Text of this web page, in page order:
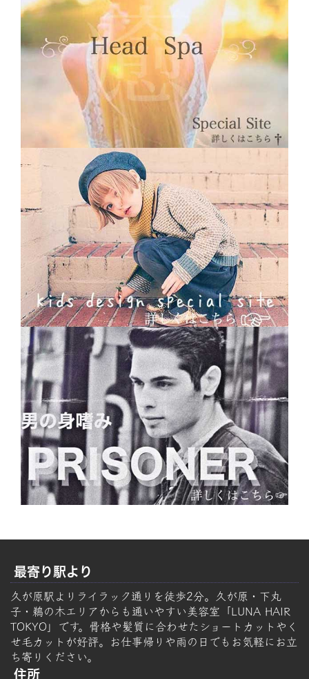
最寄り駅より
久が原駅よりライラック通りを徒歩2分。久が原・下丸
子・鵜の木エリアからも通いやすい美容室「LUNA HAIR
TOKYO」です。骨格や髪質に合わせたショートカットやく
せ毛カットが好評。お仕事帰りや雨の日でもお気軽にお立
ち寄りください。
住所